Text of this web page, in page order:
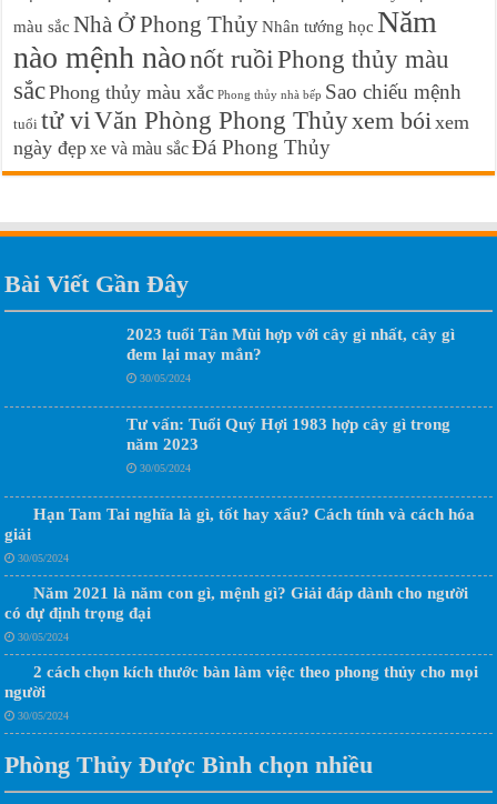
màu sắc Nhà Ở Phong ThủyNhân tướng học Năm
nào mệnh nàonốt ruồi Phong thủy màu
sắcPhong thủy màu xắc Phong thủy nhà bếp Sao chiếu mệnh
tuổi tử vi Văn Phòng Phong Thủyxem bói xem
ngày đẹpxe và màu sắcĐá Phong Thủy
Bài Viết Gần Đây
2023 tuổi Tân Mùi hợp với cây gì nhất, cây gì
đem lại may mắn?
30/05/2024
Tư vấn: Tuổi Quý Hợi 1983 hợp cây gì trong
năm 2023
30/05/2024
Hạn Tam Tai nghĩa là gì, tốt hay xấu? Cách tính và cách hóa
giải
30/05/2024
Năm 2021 là năm con gì, mệnh gì? Giải đáp dành cho người
có dự định trọng đại
30/05/2024
2 cách chọn kích thước bàn làm việc theo phong thủy cho mọi
người
30/05/2024
Phòng Thủy Được Bình chọn nhiều